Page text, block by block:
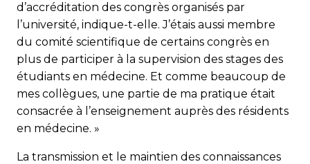
d’accréditation des congrès organisés par
l’université, indique-t-elle. J’étais aussi membre
du comité scientifique de certains congrès en
plus de participer à la supervision des stages des
étudiants en médecine. Et comme beaucoup de
mes collègues, une partie de ma pratique était
consacrée à l’enseignement auprès des résidents
en médecine. »
La transmission et le maintien des connaissances